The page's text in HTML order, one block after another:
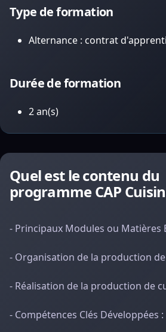
Type de formation
Alternance : contrat
Durée de formation
2 an(s)
Quel est le contenu du
programme CAP
- Principaux Modules ou Matières
- Organisation de la production
- Réalisation de la production de
- Compétences Clés Développées :